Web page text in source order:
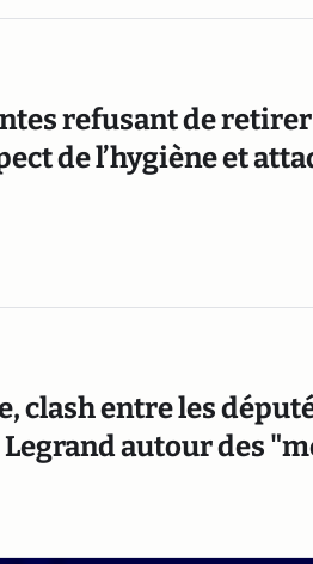
refusant de
de l’hygiène et
clash entre les
autour des